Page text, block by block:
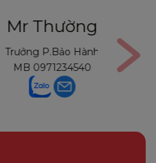
Mr Thường
Trưởng P.Bảo Hành
MB 0971234540